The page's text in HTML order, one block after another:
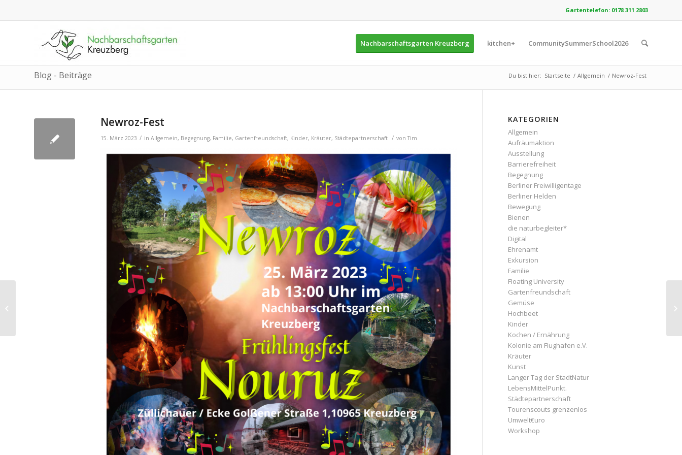
Gartentelefon: 0178 311 2803
Nachbarschaftsgarten Kreuzberg kitchen+ CommunitySummerSchool2026
Blog - Beiträge Du bist hier: Startseite / Allgemein / Newroz-Fest
Newroz-Fest
15. März 2023 / in Allgemein, Begegnung, Familie, Gartenfreundschaft, Kinder, Kräuter, Städtepartnerschaft / vonTim
KATEGORIEN
Allgemein
Aufräumaktion
Ausstellung
Barrierefreiheit
Begegnung
Berliner Freiwilligentage
Berliner Helden
Bewegung
Bienen
die naturbegleiter*
Digital
Ehrenamt
Exkursion
Familie
Floating University
Gartenfreundschaft
Gemüse
Hochbeet
Kinder
Kochen / Ernährung
Kolonie am Flughafen e.V.
Kräuter
Kunst
Langer Tag der StadtNatur
LebensMittelPunkt.
Städtepartnerschaft
Tourenscouts grenzenlos
Umwelt€uro
Workshop